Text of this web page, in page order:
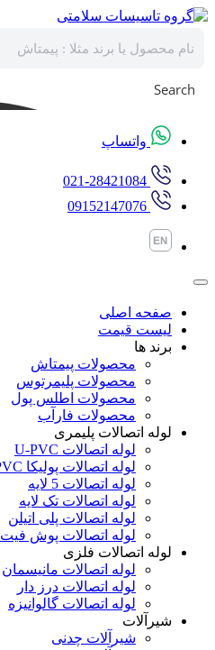
پرش
محتوا
Search
واتساپ
021-28421084
09152147076
صفحه اصلی
لیست قیمت
برند ها
محصولات پیمتاش
محصولات پلیمرتوس
محصولات اطلس پول
محصولات فارآب
لوله اتصالات پلیمری
لوله اتصالات U-PVC
لوله اتصالات پولیکا PVC
لوله اتصالات 5 لایه
لوله اتصالات تک لایه
لوله اتصالات پلی اتیلن
لوله اتصالات پوش فیت
لوله اتصالات فلزی
لوله اتصالات مانیسمان
لوله اتصالات درز دار
لوله اتصالات گالوانیزه
شیرآلات
شیرآلات چدنی